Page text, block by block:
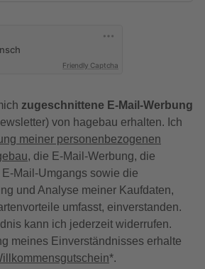
Friendly Captcha
zugeschnittene E-Mail-Werbung
von hagebau erhalten. Ich
meiner personenbezogenen
, die E-Mail-Werbung, die
Mail-Umgangs sowie die
und Analyse meiner Kaufdaten,
umfasst, einverstanden.
kann ich jederzeit widerrufen.
meines Einverständnisses erhalte
*.